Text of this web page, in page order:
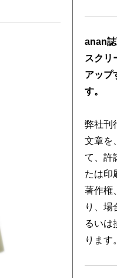
anan誌
スクリ
アップ
す。
弊社刊
文章を
て、許
たは印
著作権
り、場
るいは
ります